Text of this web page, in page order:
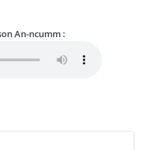
An-ncumm :